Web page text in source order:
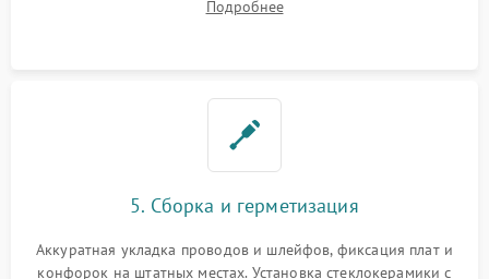
дорожек. Очистка контактов и замена поврежденной
Подробнее
5. Сборка и герметизация
Аккуратная укладка проводов и шлейфов, фиксация плат и
конфорок на штатных местах. Установка стеклокерамики с